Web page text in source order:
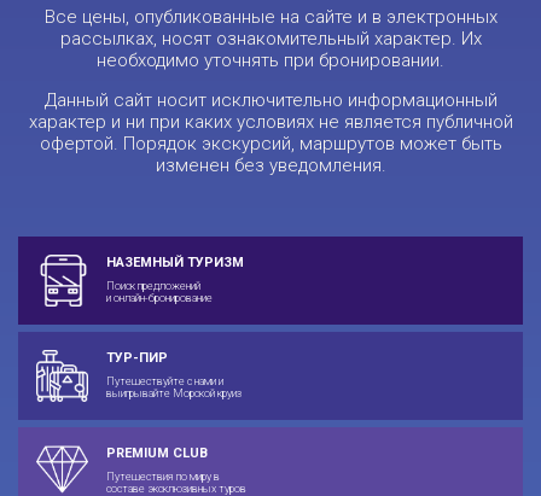
Все цены, опубликованные на сайте и в электронных
рассылках, носят ознакомительный характер. Их
необходимо уточнять при бронировании.
Данный сайт носит исключительно информационный
характер и ни при каких условиях не является публичной
офертой. Порядок экскурсий, маршрутов может быть
изменен без уведомления.
НАЗЕМНЫЙ ТУРИЗМ
Поиск предложений
и онлайн-бронирование
ТУР-ПИР
Путешествуйте с нами и
выигрывайте Морской круиз
PREMIUM CLUB
Путешествия по миру в
составе эксклюзивных туров